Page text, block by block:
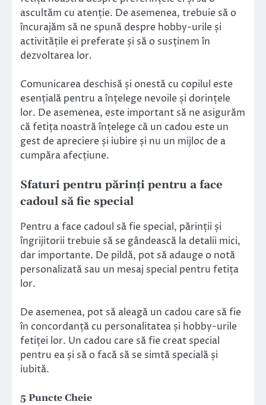
ascultăm cu atenție. De asemenea, trebuie să o
încurajăm să ne spună despre hobby-urile și
activitățile ei preferate și să o susținem în
dezvoltarea lor.
Comunicarea deschisă și onestă cu copilul este
esențială pentru a înțelege nevoile și dorințele
lor. De asemenea, este important să ne asigurăm
că fetița noastră înțelege că un cadou este un
gest de apreciere și iubire și nu un mijloc de a
cumpăra afecțiune.
Sfaturi pentru părinți pentru a face
cadoul să fie special
Pentru a face cadoul să fie special, părinții și
îngrijitorii trebuie să se gândească la detalii mici,
dar importante. De pildă, pot să adauge o notă
personalizată sau un mesaj special pentru fetița
lor.
De asemenea, pot să aleagă un cadou care să fie
în concordanță cu personalitatea și hobby-urile
fetiței lor. Un cadou care să fie creat special
pentru ea și să o facă să se simtă specială și
iubită.
5 Puncte Cheie